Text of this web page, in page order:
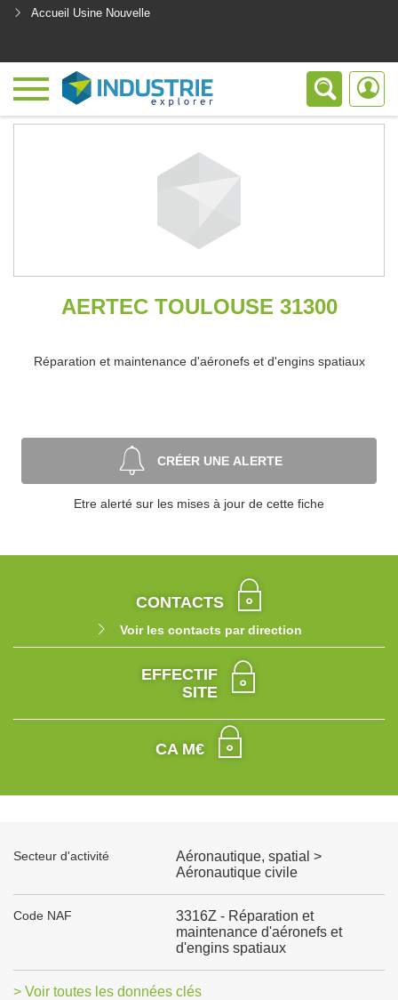
Accueil Usine Nouvelle
AERTEC TOULOUSE 31300
Réparation et maintenance d'aéronefs et d'engins spatiaux
CRÉER UNE ALERTE
Etre alerté sur les mises à jour de cette fiche
CONTACTS
Voir les contacts par direction
EFFECTIF
SITE
CA M€
Secteur d'activité
Aéronautique, spatial >
Aéronautique civile
Code NAF
3316Z - Réparation et
maintenance d'aéronefs et
d'engins spatiaux
> Voir toutes les données clés